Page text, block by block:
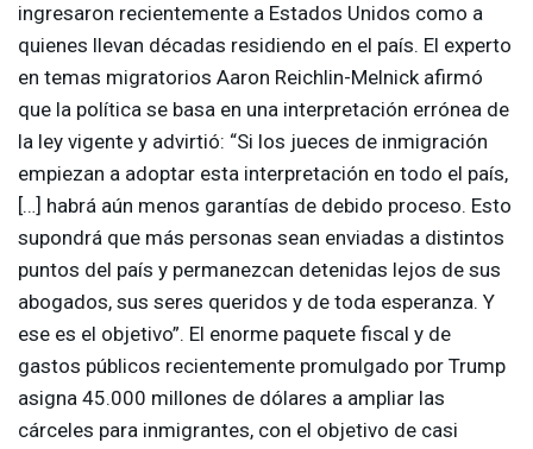
ingresaron recientemente a Estados Unidos como a
quienes llevan décadas residiendo en el país. El experto
en temas migratorios Aaron Reichlin-Melnick afirmó
que la política se basa en una interpretación errónea de
la ley vigente y advirtió: “Si los jueces de inmigración
empiezan a adoptar esta interpretación en todo el país,
[…] habrá aún menos garantías de debido proceso. Esto
supondrá que más personas sean enviadas a distintos
puntos del país y permanezcan detenidas lejos de sus
abogados, sus seres queridos y de toda esperanza. Y
ese es el objetivo”. El enorme paquete fiscal y de
gastos públicos recientemente promulgado por Trump
asigna 45.000 millones de dólares a ampliar las
cárceles para inmigrantes, con el objetivo de casi